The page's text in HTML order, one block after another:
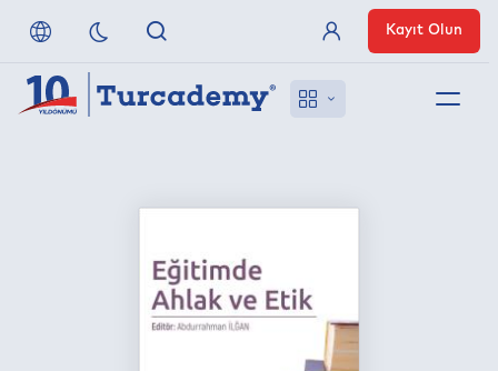
Uzaktan Erişim
Üye Girişi
Kayıt Olun